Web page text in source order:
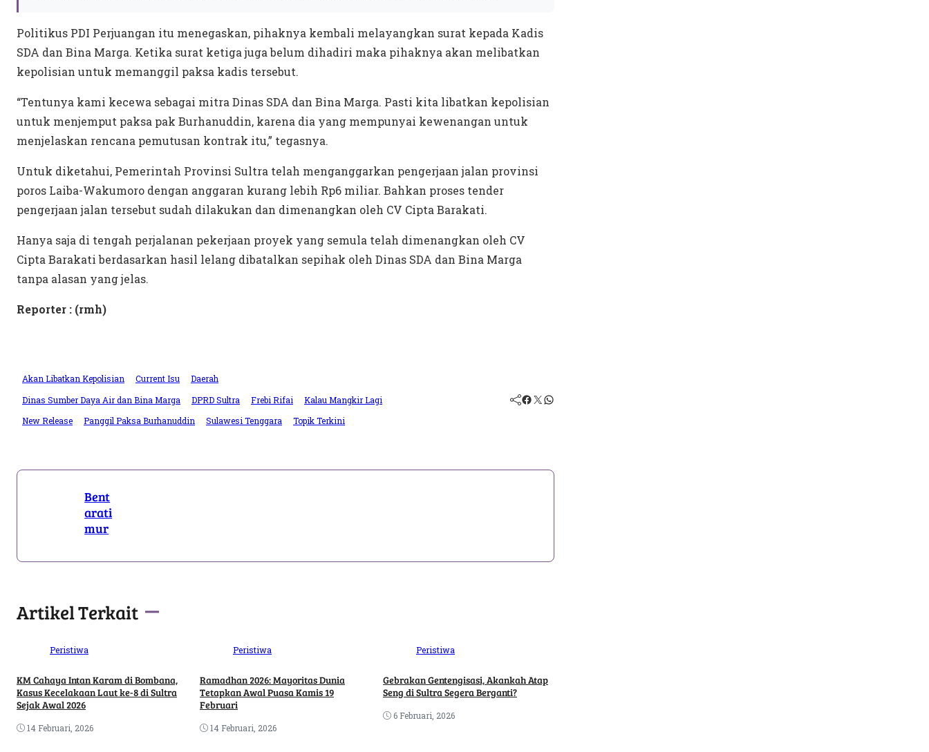
Politikus PDI Perjuangan itu menegaskan, pihaknya kembali melayangkan surat kepada Kadis
SDA dan Bina Marga. Ketika surat ketiga juga belum dihadiri maka pihaknya akan melibatkan
kepolisian untuk memanggil paksa kadis tersebut.
“Tentunya kami kecewa sebagai mitra Dinas SDA dan Bina Marga. Pasti kita libatkan kepolisian
untuk menjemput paksa pak Burhanuddin, karena dia yang mempunyai kewenangan untuk
menjelaskan rencana pemutusan kontrak itu,” tegasnya.
Untuk diketahui, Pemerintah Provinsi Sultra telah menganggarkan pengerjaan jalan provinsi
poros Laiba-Wakumoro dengan anggaran kurang lebih Rp6 miliar. Bahkan proses tender
pengerjaan jalan tersebut sudah dilakukan dan dimenangkan oleh CV Cipta Barakati.
Hanya saja di tengah perjalanan pekerjaan proyek yang semula telah dimenangkan oleh CV
Cipta Barakati berdasarkan hasil lelang dibatalkan sepihak oleh Dinas SDA dan Bina Marga
tanpa alasan yang jelas.
Reporter : (rmh)
Akan Libatkan Kepolisian Current Isu
Daerah
Dinas Sumber Daya Air dan Bina Marga
DPRD Sultra Frebi Rifai
Kalau Mangkir Lagi
New Release
Panggil Paksa Burhanuddin Sulawesi Tenggara Topik Terkini
Bent
arati
mur
Artikel Terkait
Peristiwa
KM Cahaya Intan Karam di Bombana,
Kasus Kecelakaan Laut ke-8 di Sultra
Sejak Awal 2026
14 Februari, 2026
Peristiwa
Ramadhan 2026: Mayoritas Dunia
Tetapkan Awal Puasa Kamis 19
Februari
14 Februari, 2026
Peristiwa
Gebrakan Gentengisasi, Akankah Atap
Seng di Sultra Segera Berganti?
6 Februari, 2026